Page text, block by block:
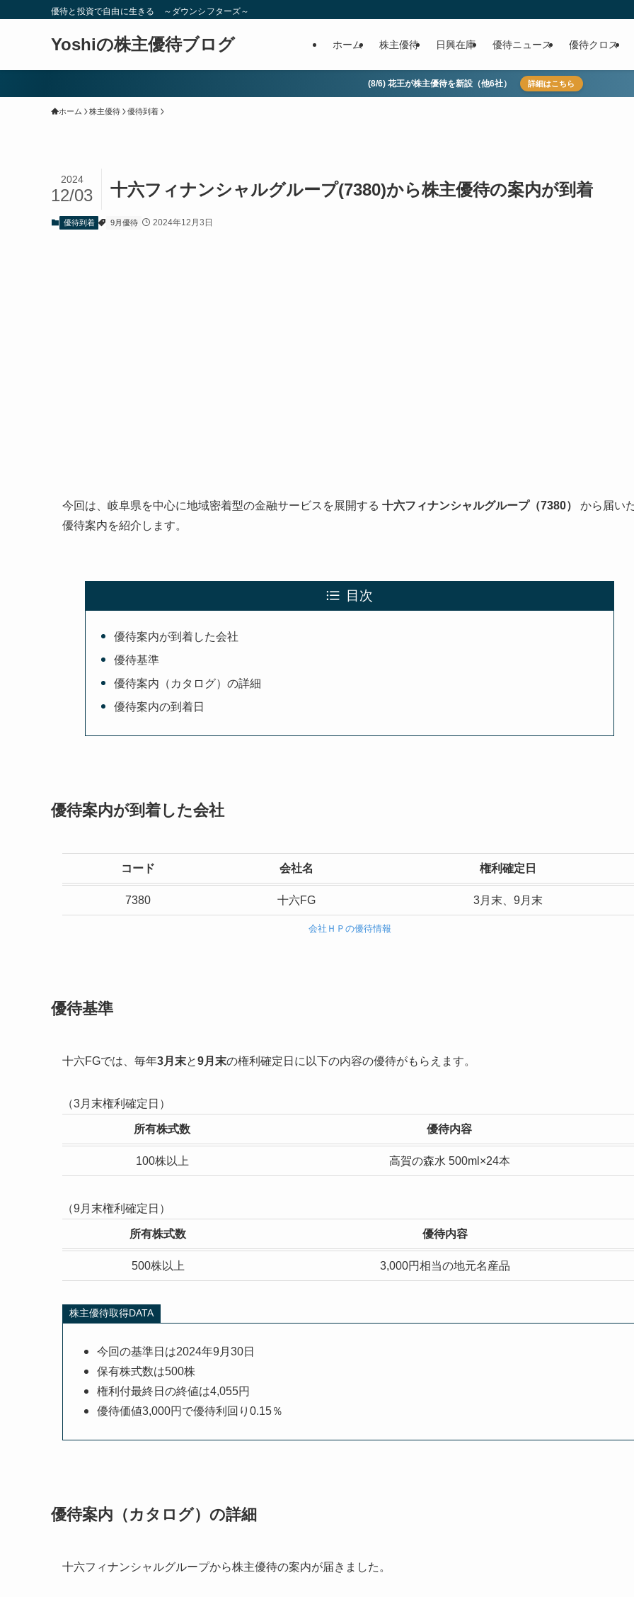
優待と投資で自由に生きる ～ダウンシフターズ～
Yoshiの株主優待ブログ ホーム 株主優待 日興在庫 優待ニュース 優待クロス
(8/6) 花王が株主優待を新設（他6社） 詳細はこちら
ホーム 株主優待 優待到着
十六フィナンシャルグループ(7380)から株主優待の案内が到着
2024
12/03
優待到着 9月優待 2024年12月3日
今回は、岐阜県を中心に地域密着型の金融サービスを展開する 十六フィナンシャルグループ（7380）
から届い
優待案内を紹介します。
目次
優待案内が到着した会社
優待基準
優待案内（カタログ）の詳細
優待案内の到着日
優待案内が到着した会社
コード 会社名 権利確定日
7380 十六FG 3月末、9月末
会社ＨＰの優待情報
優待基準
十六FGでは、毎年3月末と9月末の権利確定日に以下の内容の優待がもらえます。
（3月末権利確定日）
所有株式数 優待内容
100株以上 高賀の森水 500ml×24本
（9月末権利確定日）
所有株式数 優待内容
500株以上 3,000円相当の地元名産品
株主優待取得DATA
今回の基準日は2024年9月30日
保有株式数は500株
権利付最終日の終値は4,055円
優待価値3,000円で優待利回り0.15％
優待案内（カタログ）の詳細
十六フィナンシャルグループから株主優待の案内が届きました。